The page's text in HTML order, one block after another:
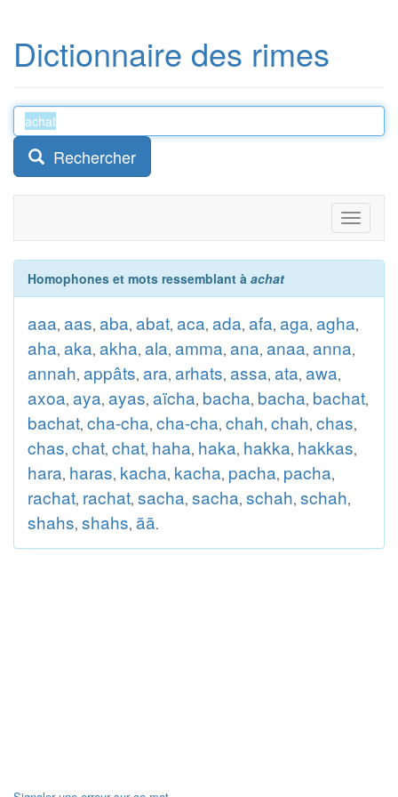
Dictionnaire des rimes
Rechercher
Toggle
Homophones et mots ressemblant à achat
aaa, aas, aba, abat, aca, ada, afa, aga, agha,
aha, aka, akha, ala, amma, ana, anaa, anna,
annah, appâts, ara, arhats, assa, ata, awa,
axoa, aya, ayas, aïcha, bacha, bacha, bachat,
bachat, cha-cha, cha-cha, chah, chah, chas,
chas, chat, chat, haha, haka, hakka, hakkas,
hara, haras, kacha, kacha, pacha, pacha,
rachat, rachat, sacha, sacha, schah, schah,
shahs, shahs, ãã.